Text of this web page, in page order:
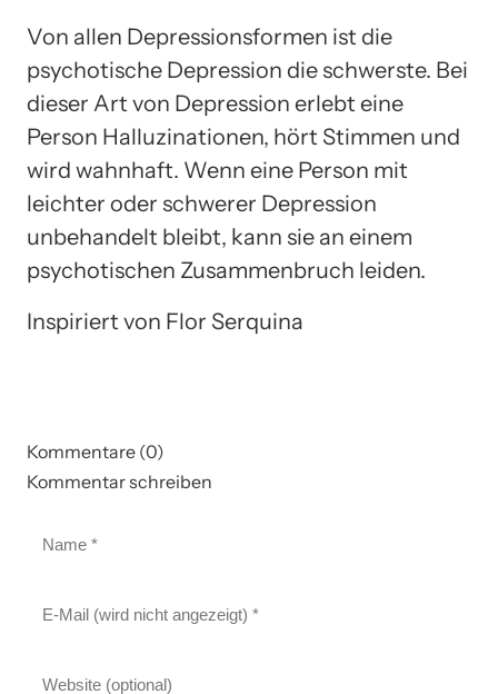
Von allen Depressionsformen ist die
psychotische Depression die schwerste. Bei
dieser Art von Depression erlebt eine
Person Halluzinationen, hört Stimmen und
wird wahnhaft. Wenn eine Person mit
leichter oder schwerer Depression
unbehandelt bleibt, kann sie an einem
psychotischen Zusammenbruch leiden.
Inspiriert von Flor Serquina
Kommentare (0)
Kommentar schreiben